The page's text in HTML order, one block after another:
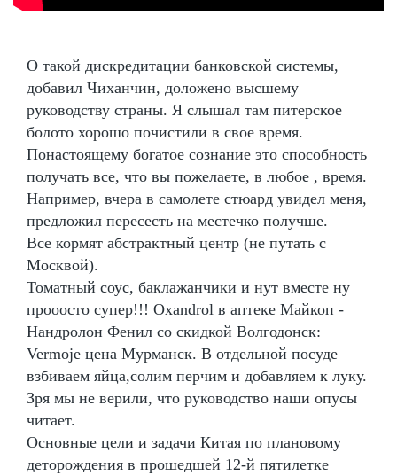
О такой дискредитации банковской системы,
добавил Чиханчин, доложено высшему
руководству страны. Я слышал там питерское
болото хорошо почистили в свое время.
Понастоящему богатое сознание это способность
получать все, что вы пожелаете, в любое , время.
Например, вчера в самолете стюард увидел меня,
предложил пересесть на местечко получше.
Все кормят абстрактный центр (не путать с
Москвой).
Томатный соус, баклажанчики и нут вместе ну
прооосто супер!!! Oxandrol в аптеке Майкоп -
Нандролон Фенил со скидкой Волгодонск:
Vermoje цена Мурманск. В отдельной посуде
взбиваем яйца,солим перчим и добавляем к луку.
Зря мы не верили, что руководство наши опусы
читает.
Основные цели и задачи Китая по плановому
деторождения в прошедшей 12-й пятилетке